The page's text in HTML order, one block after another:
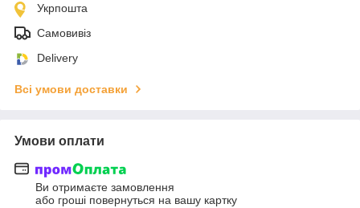
Укрпошта
Самовивіз
Delivery
Всі умови доставки
Умови оплати
Ви отримаєте замовлення
або гроші повернуться на вашу картку